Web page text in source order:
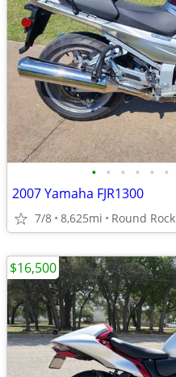
• • • • • •
2007 Yamaha FJR1300
7/8 8,625mi Round Rock
$16,500